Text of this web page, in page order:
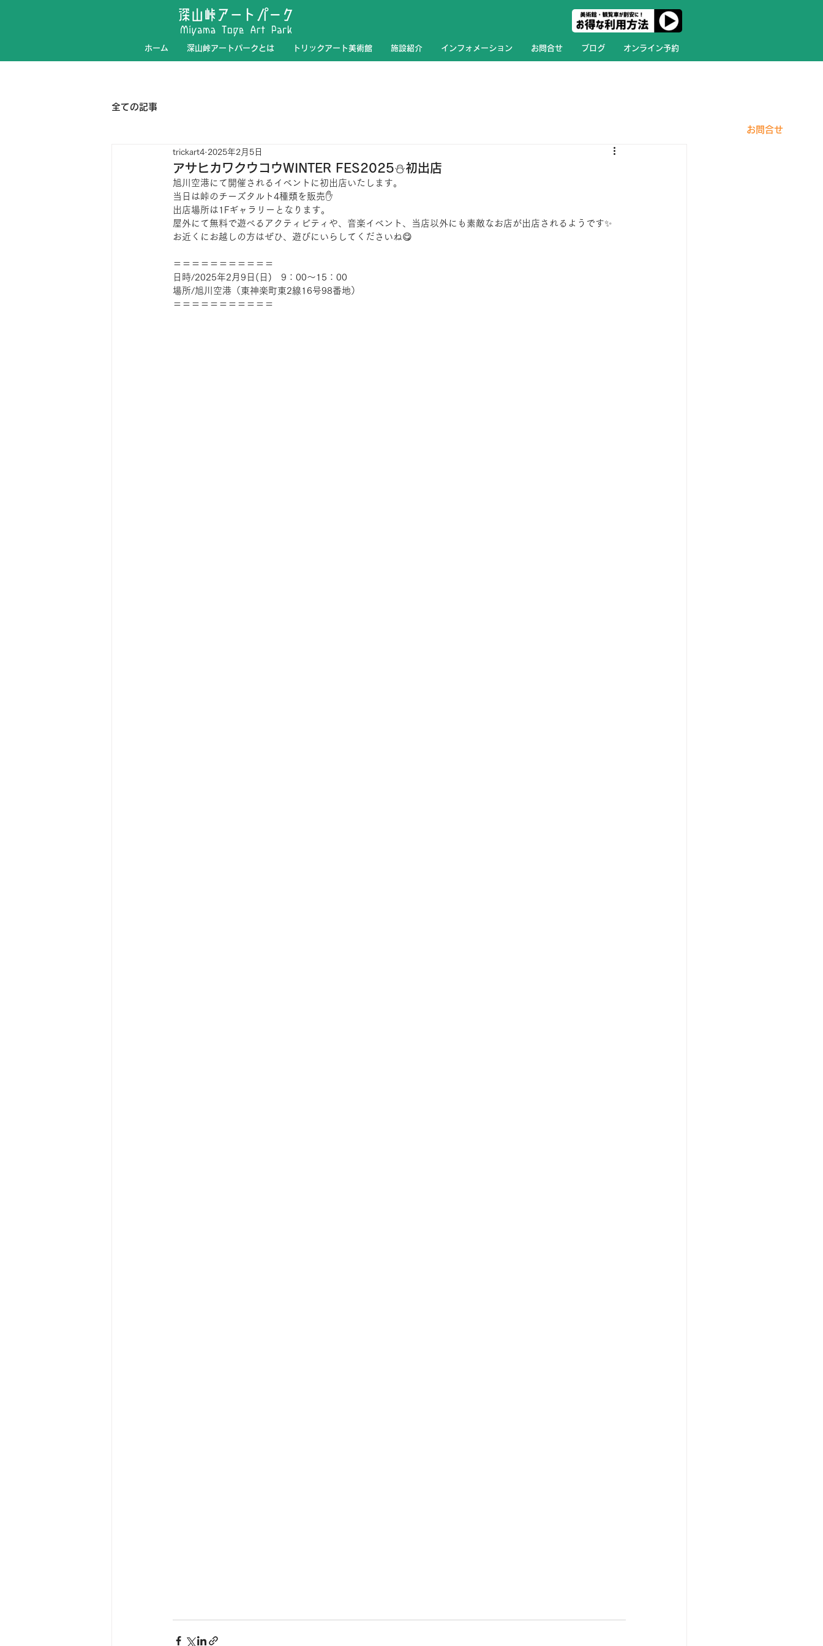
​お問合せ
ホーム 深山峠アートパークとは トリックアート美術館 施設紹介 インフォメーション お問合せ ブログ オンライン予約
全ての記事
アサヒカワクウコウWINTER FES2025⛄初出店
trickart4 2025年2月5日
旭川空港にて開催されるイベントに初出店いたします。
当日は峠のチーズタルト4種類を販売✋
出店場所は1Fギャラリーとなります。
屋外にて無料で遊べるアクティビティや、音楽イベント、当店以外にも素敵なお店が出店されるようです✨
お近くにお越しの方はぜひ、遊びにいらしてくださいね😋
＝＝＝＝＝＝＝＝＝＝＝
日時/2025年2月9日(日)　9：00～15：00
場所/旭川空港（東神楽町東2線16号98番地）
＝＝＝＝＝＝＝＝＝＝＝